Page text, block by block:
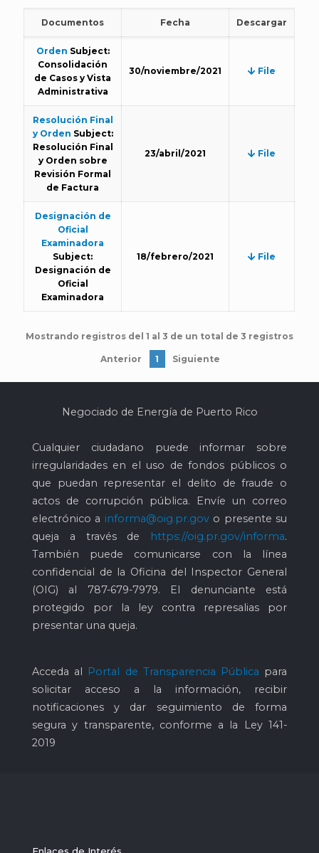
Documentos Fecha Descargar
Orden Subject:
Consolidación
de Casos y Vista
Administrativa
30/noviembre/2021 File
Resolución Final
y Orden Subject:
Resolución Final
y Orden sobre
Revisión Formal
de Factura
23/abril/2021 File
Designación de
Oficial
Examinadora
Subject:
Designación de
Oficial
Examinadora
18/febrero/2021 File
Mostrando registros del 1 al 3 de un total de 3 registros
Anterior 1 Siguiente
Negociado de Energía de Puerto Rico
Cualquier ciudadano puede informar sobre
irregularidades en el uso de fondos públicos o
que puedan representar el delito de fraude o
actos de corrupción pública. Envíe un correo
electrónico a informa@oig.pr.govo presente su
queja a través de
https://oig.pr.gov/informa.
También puede comunicarse con la línea
confidencial de la Oficina del Inspector General
(OIG) al 787-679-7979. El denunciante está
protegido por la ley contra represalias por
presentar una queja.
Acceda al Portal de Transparencia Pública para
solicitar acceso a la información, recibir
notificaciones y dar seguimiento de forma
segura y transparente, conforme a la Ley 141-
2019